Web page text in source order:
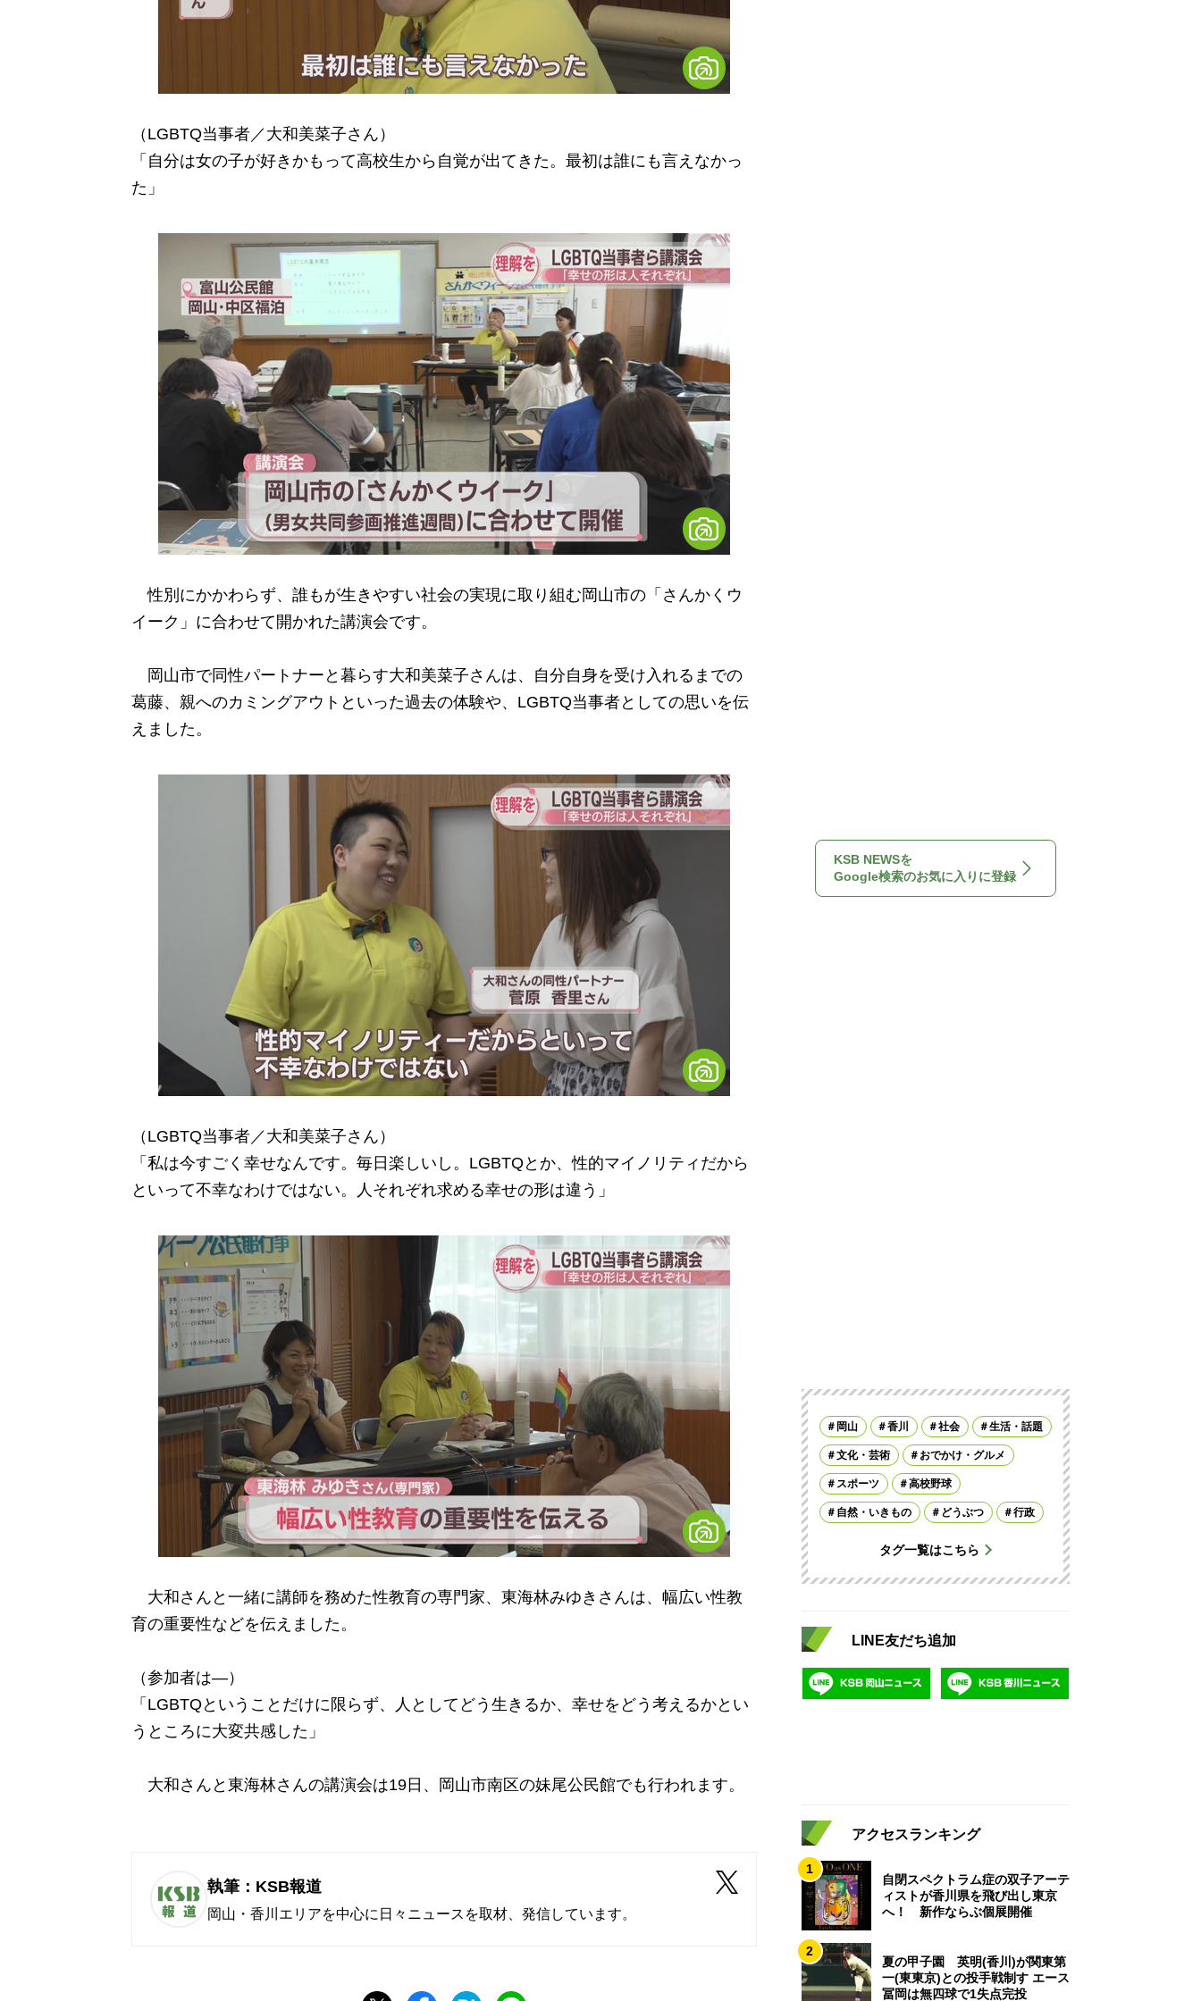
（LGBTQ当事者／大和美菜子さん）
「自分は女の子が好きかもって高校生から自覚が出てきた。最初は誰にも言えなかっ
た」
性別にかかわらず、誰もが生きやすい社会の実現に取り組む岡山市の「さんかくウ
イーク」に合わせて開かれた講演会です。
岡山市で同性パートナーと暮らす大和美菜子さんは、自分自身を受け入れるまでの
葛藤、親へのカミングアウトといった過去の体験や、LGBTQ当事者としての思いを伝
えました。
（LGBTQ当事者／大和美菜子さん）
「私は今すごく幸せなんです。毎日楽しいし。LGBTQとか、性的マイノリティだから
といって不幸なわけではない。人それぞれ求める幸せの形は違う」
大和さんと一緒に講師を務めた性教育の専門家、東海林みゆきさんは、幅広い性教
育の重要性などを伝えました。
（参加者は―）
「LGBTQということだけに限らず、人としてどう生きるか、幸せをどう考えるかとい
うところに大変共感した」
大和さんと東海林さんの講演会は19日、岡山市南区の妹尾公民館でも行われます。
執筆：KSB報道
岡山・香川エリアを中心に日々ニュースを取材、発信しています。
KSB NEWSを
Google検索のお気に入りに登録
岡山 香川 社会 生活・話題
文化・芸術 おでかけ・グルメ
スポーツ 高校野球
自然・いきもの どうぶつ 行政
タグ一覧はこちら
LINE友だち追加
アクセスランキング
1
自閉スペクトラム症の双子アーテ
ィストが香川県を飛び出し東京
へ！ 新作ならぶ個展開催
2
夏の甲子園 英明(香川)が関東第
一(東東京)との投手戦制す エース
冨岡は無四球で1失点完投